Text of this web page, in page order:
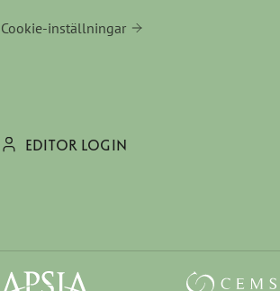
Cookie-inställningar
EDITOR LOGIN